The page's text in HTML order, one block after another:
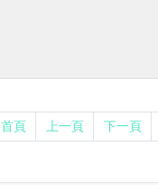
首頁 上一頁 下一頁